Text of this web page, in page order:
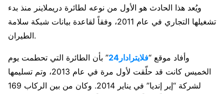
ويُعد هذا الحادث هو الأول من نوعه لطائرة دريملاينر منذ بدء
تشغيلها التجاري في عام 2011، وفقاً لقاعدة بيانات شبكة سلامة
الطيران.
وأفاد موقع “فلايترادار24
” بأن الطائرة التي تحطمت يوم
الخميس كانت قد حلّقت لأول مرة في عام 2013، وتم تسليمها
لشركة “إير إنديا” في يناير 2014. وكان من بين الركاب 169